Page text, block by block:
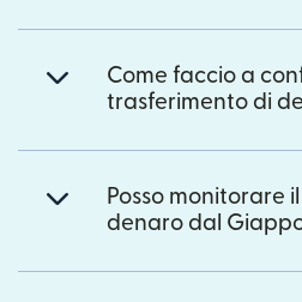
Come faccio a
trasferimento di
Posso monitorare
denaro dal